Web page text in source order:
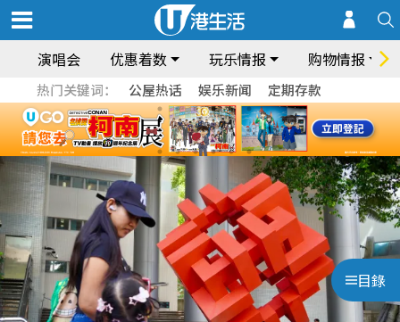
演唱会 优惠着数 玩乐情报 购物情报
热门关键词： 公屋热话 娱乐新闻 定期存款
目錄